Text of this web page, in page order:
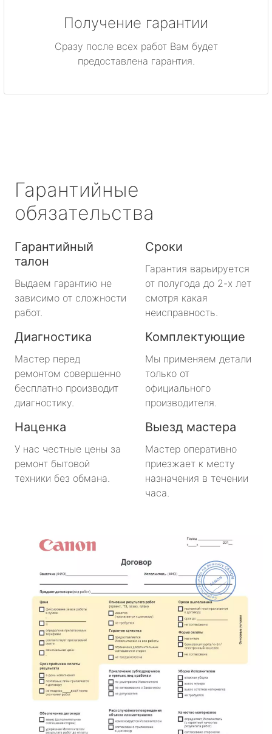
Получение гарантии
Сразу после всех работ Вам будет
предоставлена гарантия.
Гарантийные
обязательства
Гарантийный
талон
Выдаем гарантию не
зависимо от сложности
работ.
Сроки
Гарантия варьируется
от полугода до 2-х лет
смотря какая
неисправность.
Диагностика
Мастер перед
ремонтом совершенно
бесплатно производит
диагностику.
Комплектующие
Мы применяем детали
только от
официального
производителя.
Наценка
У нас честные цены за
ремонт бытовой
техники без обмана.
Выезд мастера
Мастер оперативно
приезжает к месту
назначения в течении
часа.